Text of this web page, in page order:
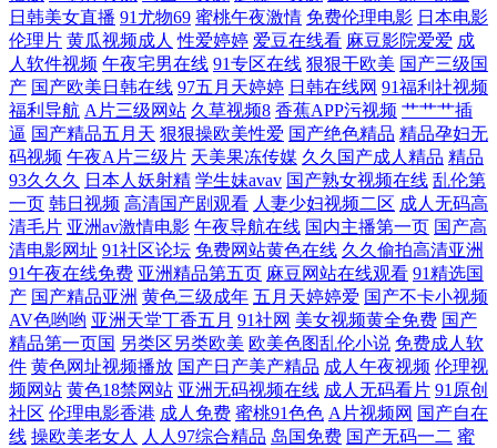
欧美激情综 在线国产精品午夜 国产自美女在 天天插天天 成人h视频 久久
精品在线 中文字幕在线播放小说 精品国自产小说 香蕉视屏网站 国产超薄
黑色丝 日本伦奷在线播放 91视频污污污 狼友www 亚洲人成网站免 国产
欧美日韩精 日韩中文字幕区二 超碰自拍p 欧美性爱人与兽 最近中文字幕
完整在线电影 精品伊人大香蕉 亚洲福利八区在线 国产精品欧美韩国 日韩
欧美精品小视频 AV在线久草 国产极品大乳在线观看 日韩国产欧美亚洲一
区 97综合激情 免费观看成年人网站 夜色福利院 国产丝袜一区二区三区 天
天拍日日拍国产永久 大胸黑丝高跟美女 青青草一区国产97 91操黑丝 久久
日韩美女直播 91尤物69 蜜桃午夜激情 免费伦理电影 日本电影
伦理片 黄瓜视频成人 性爱婷婷 爱豆在线看 麻豆影院爱爱 成
人软件视频 午夜宅男在线 91专区在线 狠狠干欧美 国产三级国
产 国产欧美日韩在线 97五月天婷婷 日韩在线网 91福利社视频
福利导航 A片三级网站 久草视频8 香蕉APP污视频 艹艹艹插
逼 国产精品五月天 狠狠操欧美性爱 国产绝色精品 精品孕妇无
码视频 午夜A片三级片 天美果冻传媒 久久国产成人精品 精品
93久久久
日本人妖射精 学生妹avav 国产熟女视频在线 乱伦第
一页 韩日视频 高清国产剧观看 人妻少妇视频二区 成人无码高
清毛片 亚洲av激情电影 午夜导航在线 国内主播第一页 国产高
清电影网址 91社区论坛 免费网站黄色在线 久久偷拍高清亚洲
91午夜在线免费 亚洲精品第五页 麻豆网站在线观看 91精选国
产 国产精品亚洲 黄色三级成年 五月天婷婷爱 国产不卡小视频
AV色哟哟 亚洲天堂丁香五月 91社网 美女视频黄全免费 国产
精品第一页国 另类区另类欧美 欧美色图乱伦小说 免费成人软
件 黄色网址视频播放 国产日产美产精品 成人午夜视频 伦理视
频网站 黄色18禁网站 亚洲无码视频在线 成人无码看片 91原创
社区 伦理电影香港 成人免费 蜜桃91色色 A片视频网 国产自在
线 操欧美老女人 人人97综合精品 岛国免费 国产无码一二 蜜